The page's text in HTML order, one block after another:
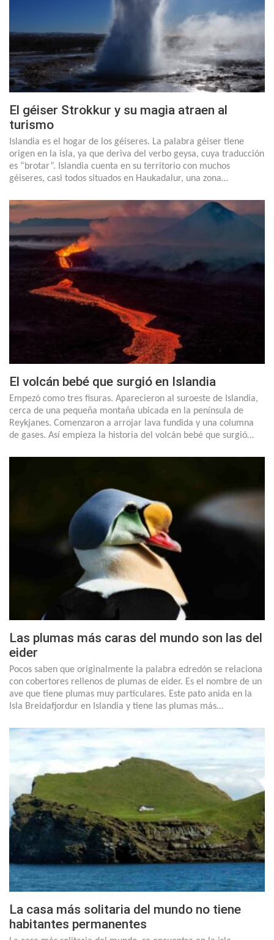
El géiser Strokkur y su magia atraen al
turismo
Islandia es el hogar de los géiseres. La palabra géiser tiene
origen en la isla, ya que deriva del verbo geysa, cuya traducción
es “brotar”. Islandia cuenta en su territorio con muchos
géiseres, casi todos situados en Haukadalur, una zona…
El volcán bebé que surgió en Islandia
Empezó como tres fisuras. Aparecieron al suroeste de Islandia,
cerca de una pequeña montaña ubicada en la península de
Reykjanes. Comenzaron a arrojar lava fundida y una columna
de gases. Así empieza la historia del volcán bebé que surgió…
Las plumas más caras del mundo son las del
eider
Pocos saben que originalmente la palabra edredón se relaciona
con cobertores rellenos de plumas de eider. Es el nombre de un
ave que tiene plumas muy particulares. Este pato anida en la
Isla Breidafjordur en Islandia y tiene las plumas más…
La casa más solitaria del mundo no tiene
habitantes permanentes